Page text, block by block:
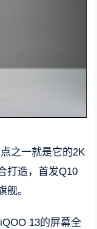
之一就是它的2K
打造，首发Q10
舰。
13的屏幕全